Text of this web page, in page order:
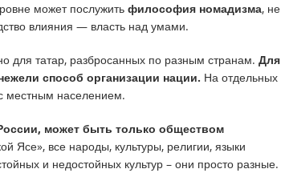
может послужить философия номадизма, не
влияния — власть над умами.
для татар, разбросанных по разным странам. Для
способ организации нации. На отдельных
местным населением.
может быть только обществом
Ясе», все народы, культуры, религии, языки
и недостойных культур – они просто разные.